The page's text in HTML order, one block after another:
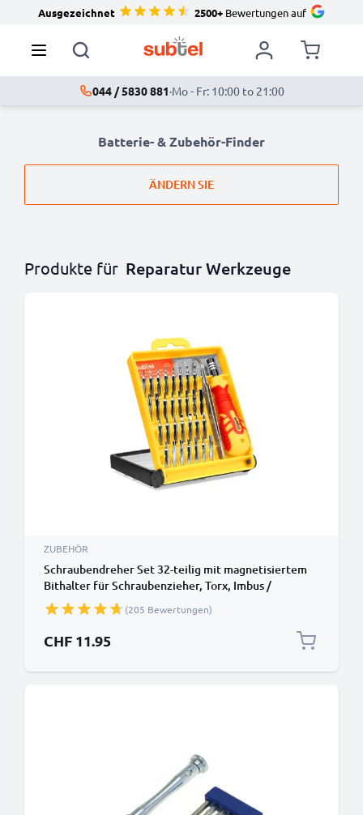
Ausgezeichnet 2500+Bewertungen auf
044 / 5830 881·Mo - Fr: 10:00 to 21:00
Batterie- & Zubehör-Finder
ÄNDERN SIE
Produkte für Reparatur Werkzeuge
ZUBEHÖR
Schraubendreher Set 32-teilig mit magnetisiertem
Bithalter für Schraubenzieher, Torx, Imbus /
Innensechskant, Y Type Werkzeug - Feinwerkzeug
für PC Präzisisionswerkzeug Reparatursatz
(205 Bewertungen)
CHF 11.95